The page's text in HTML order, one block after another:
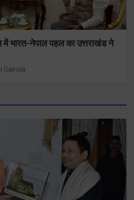
भारत-नेपाल पहल का उत्तराखंड ने
Gairola